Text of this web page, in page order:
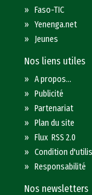
»Faso-TIC
»Yenenga.net
» Jeunes
Nos liens utiles
»A propos...
»Publicité
»Partenariat
»Plan du site
»Flux RSS 2.0
»Condition
»Responsabilité
Nos newsletters